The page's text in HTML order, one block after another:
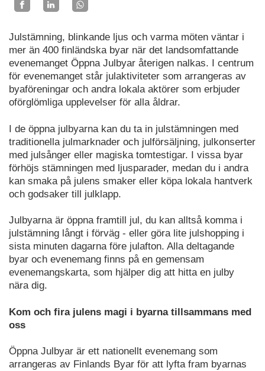
Julstämning, blinkande ljus och varma möten väntar i
mer än 400 finländska byar när det landsomfattande
evenemanget Öppna Julbyar återigen nalkas. I centrum
för evenemanget står julaktiviteter som arrangeras av
byaföreningar och andra lokala aktörer som erbjuder
oförglömliga upplevelser för alla åldrar.
I de öppna julbyarna kan du ta in julstämningen med
traditionella julmarknader och julförsäljning, julkonserter
med julsånger eller magiska tomtestigar. I vissa byar
förhöjs stämningen med ljusparader, medan du i andra
kan smaka på julens smaker eller köpa lokala hantverk
och godsaker till julklapp.
Julbyarna är öppna framtill jul, du kan alltså komma i
julstämning långt i förväg - eller göra lite julshopping i
sista minuten dagarna före julafton. Alla deltagande
byar och evenemang finns på en gemensam
evenemangskarta, som hjälper dig att hitta en julby
nära dig.
Kom och fira julens magi i byarna tillsammans med
oss
Öppna Julbyar är ett nationellt evenemang som
arrangeras av Finlands Byar för att lyfta fram byarnas